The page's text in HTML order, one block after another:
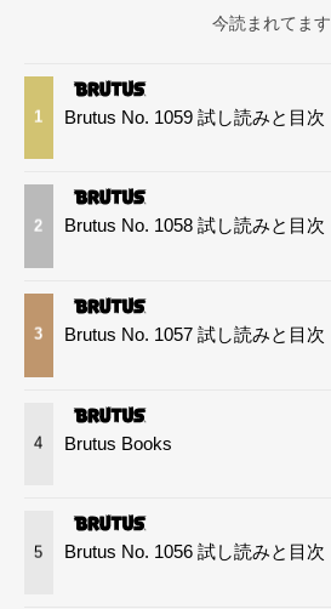
今読まれてます
1 Brutus No. 1059 試し読みと目次
2 Brutus No. 1058 試し読みと目次
3 Brutus No. 1057 試し読みと目次
4 Brutus Books
5 Brutus No. 1056 試し読みと目次